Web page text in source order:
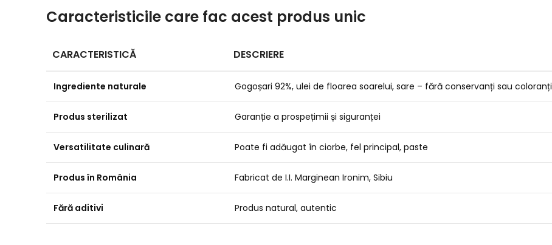
Caracteristicile care fac acest produs unic
CARACTERISTICĂ DESCRIERE
Ingrediente naturale Gogoșari 92%, ulei de floarea soarelui, sare – fără conservanți sau coloranți
Produs sterilizat Garanție a prospețimii și siguranței
Versatilitate culinară Poate fi adăugat în ciorbe, fel principal, paste
Produs în România Fabricat de I.I. Marginean Ironim, Sibiu
Fără aditivi Produs natural, autentic